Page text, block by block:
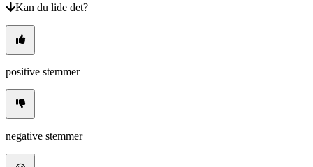
Kan du lide det?
positive stemmer
negative stemmer